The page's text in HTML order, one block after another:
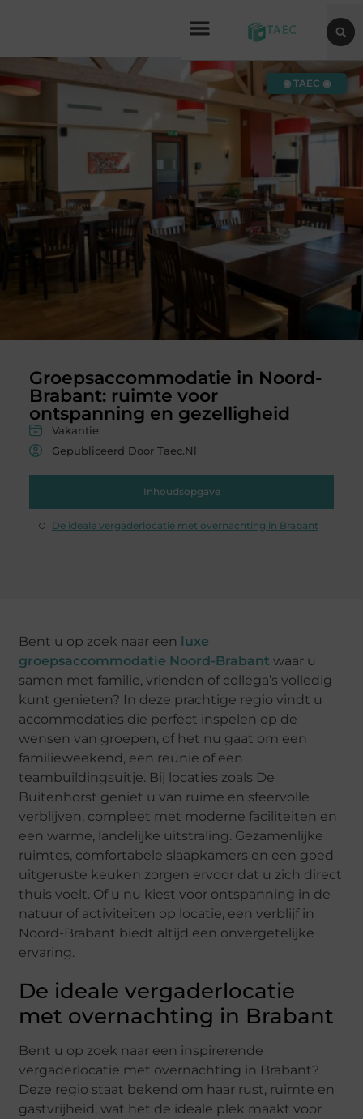
Groepsaccommodatie in Noord-
Brabant: ruimte voor
ontspanning en gezelligheid
Vakantie
Gepubliceerd Door Taec.nl
Inhoudsopgave
De ideale vergaderlocatie met overnachting in Brabant
◉ TAEC ◉
Bent u op zoek naar een luxe
groepsaccommodatie Noord-Brabant waar u
samen met familie, vrienden of collega’s volledig
kunt genieten? In deze prachtige regio vindt u
accommodaties die perfect inspelen op de
wensen van groepen, of het nu gaat om een
familieweekend, een reünie of een
teambuildingsuitje. Bij locaties zoals De
Buitenhorst geniet u van ruime en sfeervolle
verblijven, compleet met moderne faciliteiten en
een warme, landelijke uitstraling. Gezamenlijke
ruimtes, comfortabele slaapkamers en een goed
uitgeruste keuken zorgen ervoor dat u zich direct
thuis voelt. Of u nu kiest voor ontspanning in de
natuur of activiteiten op locatie, een verblijf in
Noord-Brabant biedt altijd een onvergetelijke
ervaring.
De ideale vergaderlocatie
met overnachting in Brabant
Bent u op zoek naar een inspirerende
vergaderlocatie met overnachting in Brabant?
Deze regio staat bekend om haar rust, ruimte en
gastvrijheid, wat het de ideale plek maakt voor